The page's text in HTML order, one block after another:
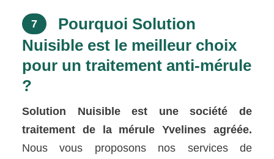
7
Pourquoi Solution
Nuisible est le meilleur choix
pour un traitement anti-mérule
?
Solution Nuisible est une société de
traitement de la mérule Yvelines agréée.
Nous vous proposons nos services de